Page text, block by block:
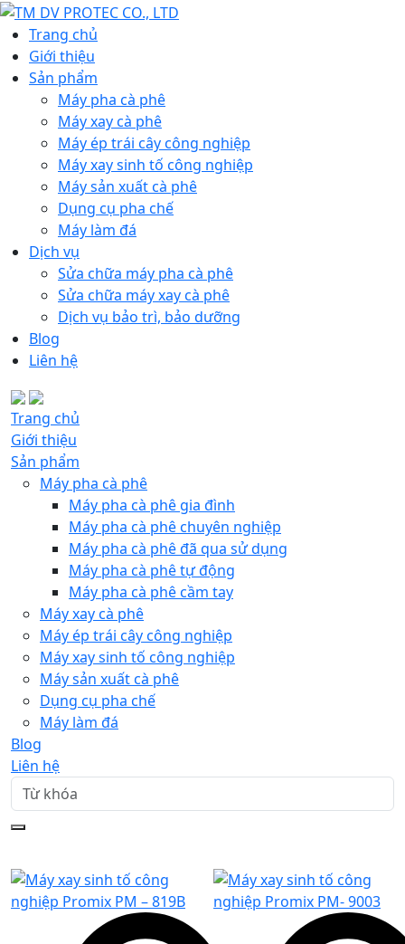
Trang chủ
Giới thiệu
Sản phẩm
Máy pha cà phê
Máy xay cà phê
Máy ép trái cây công nghiệp
Máy xay sinh tố công nghiệp
Máy sản xuất cà phê
Dụng cụ pha chế
Máy làm đá
Dịch vụ
Sửa chữa máy pha cà phê
Sửa chữa máy xay cà phê
Dịch vụ bảo trì, bảo dưỡng
Blog
Liên hệ
Trang chủ
Giới thiệu
Sản phẩm
Máy pha cà phê
Máy pha cà phê gia đình
Máy pha cà phê chuyên nghiệp
Máy pha cà phê đã qua sử dụng
Máy pha cà phê tự động
Máy pha cà phê cầm tay
Máy xay cà phê
Máy ép trái cây công nghiệp
Máy xay sinh tố công nghiệp
Máy sản xuất cà phê
Dụng cụ pha chế
Máy làm đá
Blog
Liên hệ